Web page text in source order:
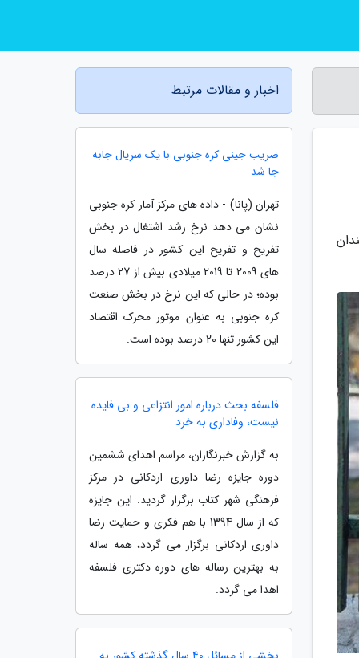
اخبار و مقالات مرتبط
ضریب جینی کره جنوبی با یک سریال جابه
جا شد
تهران (پانا) - داده های مرکز آمار کره جنوبی
نشان می دهد نرخ رشد اشتغال در بخش
تفریح و تفریح این کشور در فاصله سال
های 2009 تا 2019 میلادی بیش از 27 درصد
بوده؛ در حالی که این نرخ در بخش صنعت
کره جنوبی به عنوان موتور محرک اقتصاد
این کشور تنها 20 درصد بوده است.
فلسفه بحث درباره امور انتزاعی و بی فایده
نیست، وفاداری به خرد
به گزارش خبرنگاران، مراسم اهدای ششمین
دوره جایزه رضا داوری اردکانی در مرکز
فرهنگی شهر کتاب برگزار گردید. این جایزه
که از سال 1394 با هم فکری و حمایت رضا
داوری اردکانی برگزار می گردد، همه ساله
به بهترین رساله های دوره دکتری فلسفه
اهدا می گردد.